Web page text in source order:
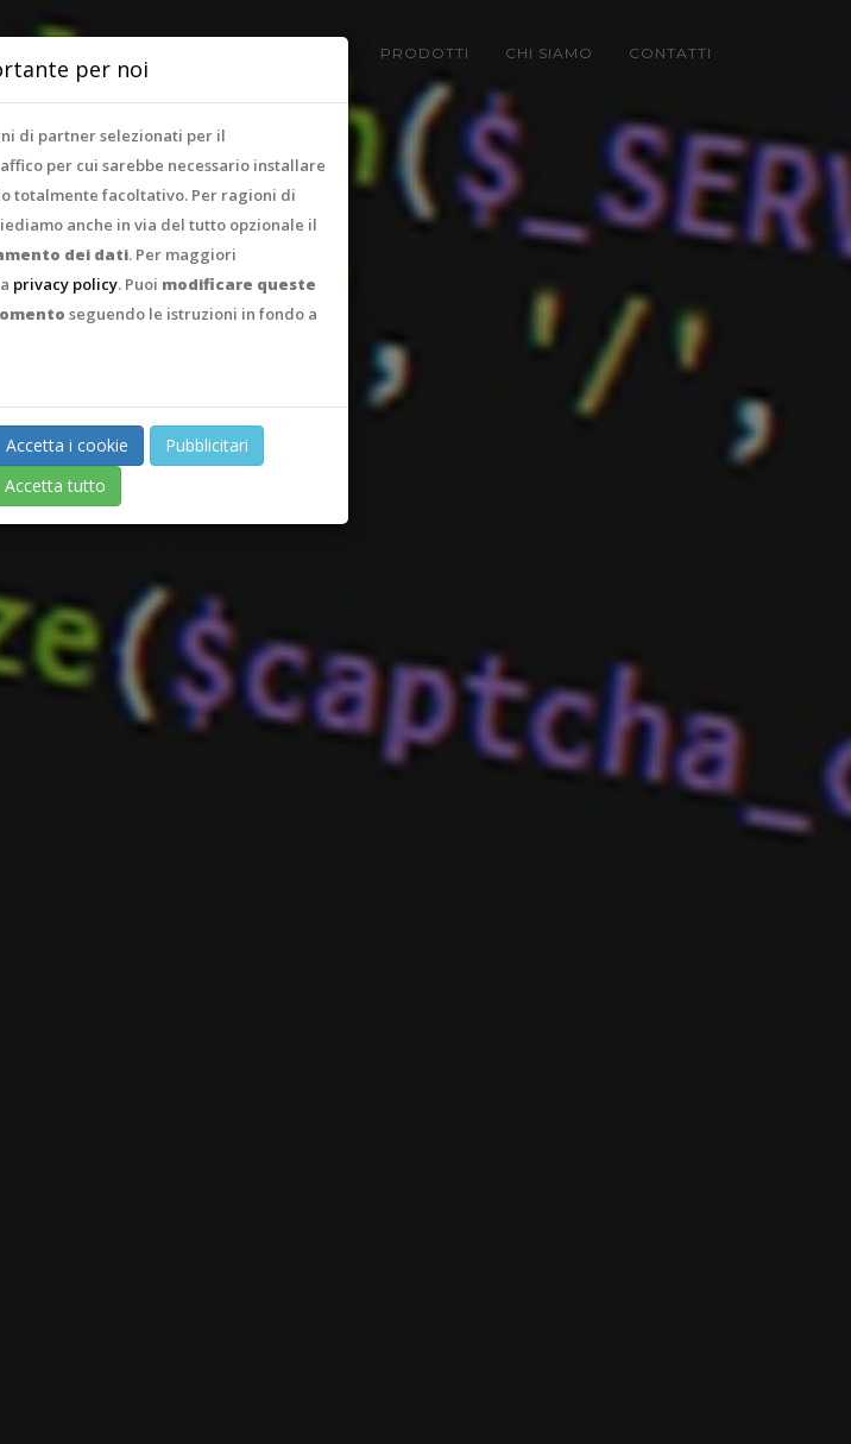
PRODOTTI CHI SIAMO CONTATTI
per noi
di partner selezionati per il
per cui sarebbe necessario installare
totalmente facoltativo. Per ragioni di
anche in via del tutto opzionale il
dei dati. Per maggiori
privacy policy. Puoi modificare queste
seguendo le istruzioni in fondo a
Accetta i cookie
Pubblicitari
Accetta tutto